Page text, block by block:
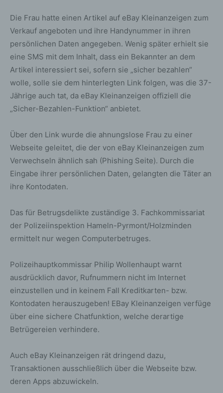
Die Frau hatte einen Artikel auf eBay Kleinanzeigen zum
Verkauf angeboten und ihre Handynummer in ihren
persönlichen Daten angegeben. Wenig später erhielt sie
eine SMS mit dem Inhalt, dass ein Bekannter an dem
Artikel interessiert sei, sofern sie „sicher bezahlen“
wolle, solle sie dem hinterlegten Link folgen, was die 37-
Jährige auch tat, da eBay Kleinanzeigen offiziell die
„Sicher-Bezahlen-Funktion“ anbietet.
Über den Link wurde die ahnungslose Frau zu einer
Webseite geleitet, die der von eBay Kleinanzeigen zum
Verwechseln ähnlich sah (Phishing Seite). Durch die
Eingabe ihrer persönlichen Daten, gelangten die Täter an
ihre Kontodaten.
Das für Betrugsdelikte zuständige 3. Fachkommissariat
der Polizeiinspektion Hameln-Pyrmont/Holzminden
ermittelt nur wegen Computerbetruges.
Polizeihauptkommissar Philip Wollenhaupt warnt
ausdrücklich davor, Rufnummern nicht im Internet
einzustellen und in keinem Fall Kreditkarten- bzw.
Kontodaten herauszugeben! EBay Kleinanzeigen verfüge
über eine sichere Chatfunktion, welche derartige
Betrügereien verhindere.
Auch eBay Kleinanzeigen rät dringend dazu,
Transaktionen ausschließlich über die Webseite bzw.
deren Apps abzuwickeln.